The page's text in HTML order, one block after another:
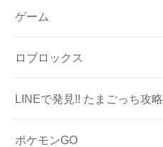
ゲーム
ロブロックス
LINEで発見!! たまごっち攻略
ポケモンGO